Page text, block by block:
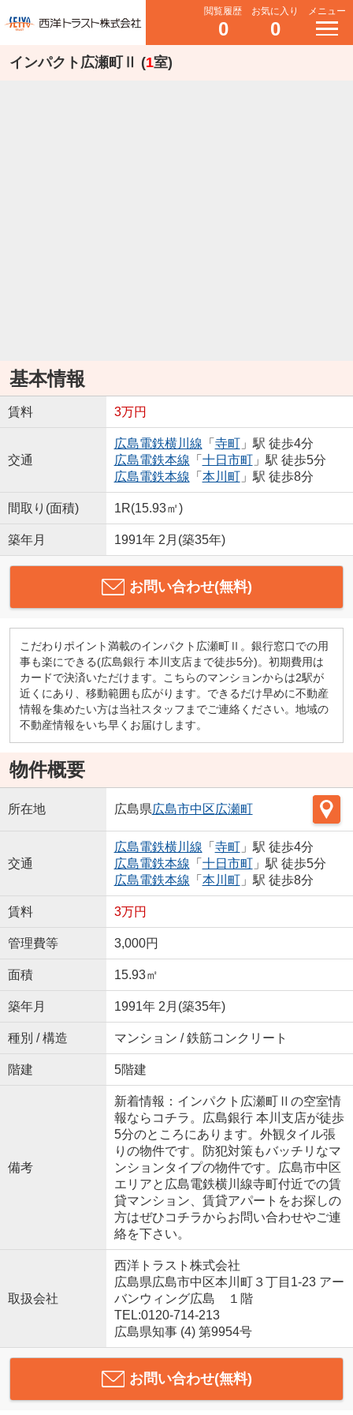
閲覧履歴
0
お気に入り
0
メニュー
インパクト広瀬町Ⅱ (1室)
基本情報
賃料 3万円
交通
広島電鉄横川線 「 寺町」駅 徒歩4分
広島電鉄本線 「 十日市町」駅 徒歩5分
広島電鉄本線 「 本川町」駅 徒歩8分
間取り(面積) 1R(15.93㎡)
築年月 1991年 2月(築35年)
お問い合わせ(無料)
こだわりポイント満載のインパクト広瀬町Ⅱ。銀行窓口での用
事も楽にできる(広島銀行 本川支店まで徒歩5分)。初期費用は
カードで決済いただけます。こちらのマンションからは2駅が
近くにあり、移動範囲も広がります。できるだけ早めに不動産
情報を集めたい方は当社スタッフまでご連絡ください。地域の
不動産情報をいち早くお届けします。
物件概要
所在地 広島県広島市中区広瀬町
交通
広島電鉄横川線 「 寺町」駅 徒歩4分
広島電鉄本線 「 十日市町」駅 徒歩5分
広島電鉄本線 「 本川町」駅 徒歩8分
賃料 3万円
管理費等 3,000円
面積 15.93㎡
築年月 1991年 2月(築35年)
種別 / 構造 マンション / 鉄筋コンクリート
階建 5階建
備考
新着情報：インパクト広瀬町Ⅱの空室情
報ならコチラ。広島銀行 本川支店が徒歩
5分のところにあります。外観タイル張
りの物件です。防犯対策もバッチリなマ
ンションタイプの物件です。広島市中区
エリアと広島電鉄横川線寺町付近での賃
貸マンション、賃貸アパートをお探しの
方はぜひコチラからお問い合わせやご連
絡を下さい。
取扱会社
西洋トラスト株式会社
広島県広島市中区本川町３丁目1-23 アー
バンウィング広島 １階
TEL:0120-714-213
広島県知事 (4) 第9954号
お問い合わせ(無料)